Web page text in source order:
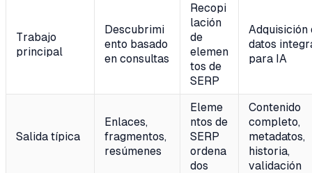
Trabajo
principal
Descubrimi
ento basado
en consultas
Recopi
lación
de
elemen
tos de
SERP
Adquisición
datos
para IA
Salida típica
Enlaces,
fragmentos,
resúmenes
Eleme
ntos de
SERP
ordena
dos
Contenido
completo,
metadatos,
historia,
validación